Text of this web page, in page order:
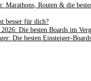
Marathons, Routen & die
besser für dich?
Die besten Boards im
Die besten Einsteiger-